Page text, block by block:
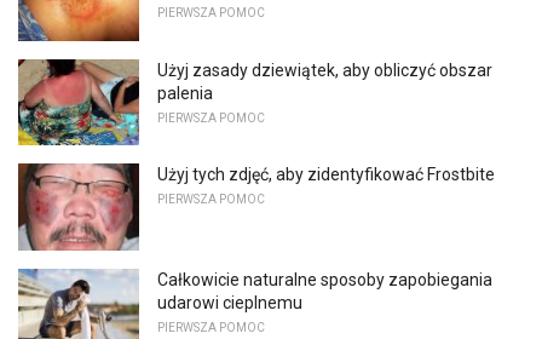
PIERWSZA POMOC
Użyj zasady dziewiątek, aby obliczyć obszar
palenia
PIERWSZA POMOC
Użyj tych zdjęć, aby zidentyfikować Frostbite
PIERWSZA POMOC
Całkowicie naturalne sposoby zapobiegania
udarowi cieplnemu
PIERWSZA POMOC